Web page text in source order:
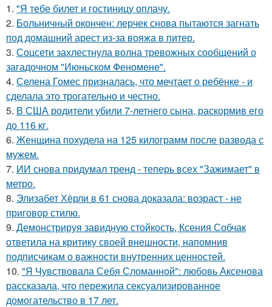
1. "Я тебе билет и гостиницу оплачу.
2. Больничный окончен: лерчек снова пытаются загнать
под домашний арест из-за вояжа в питер.
3. Соцсети захлестнула волна тревожных сообщений о
загадочном "Июньском Феномене".
4. Селена Гомес призналась, что мечтает о ребёнке - и
сделала это трогательно и честно.
5. В США родители убили 7-летнего сына, раскормив его
до 116 кг.
6. Женщина похудела на 125 килограмм после развода с
мужем.
7. ИИ снова придумал тренд - теперь всех "Зажимает" в
метро.
8. Элизабет Хёрли в 61 снова доказала: возраст - не
приговор стилю.
9. Демонстрируя завидную стойкость, Ксения Собчак
ответила на критику своей внешности, напомнив
подписчикам о важности внутренних ценностей.
10. "Я Чувствовала Себя Сломанной": любовь Аксенова
рассказала, что пережила сексуализированное
домогательство в 17 лет.